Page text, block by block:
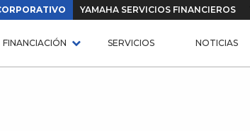
YAMAHA SERVICIOS FINANCIEROS
FINANCIACIÓN SERVICIOS NOTICIAS